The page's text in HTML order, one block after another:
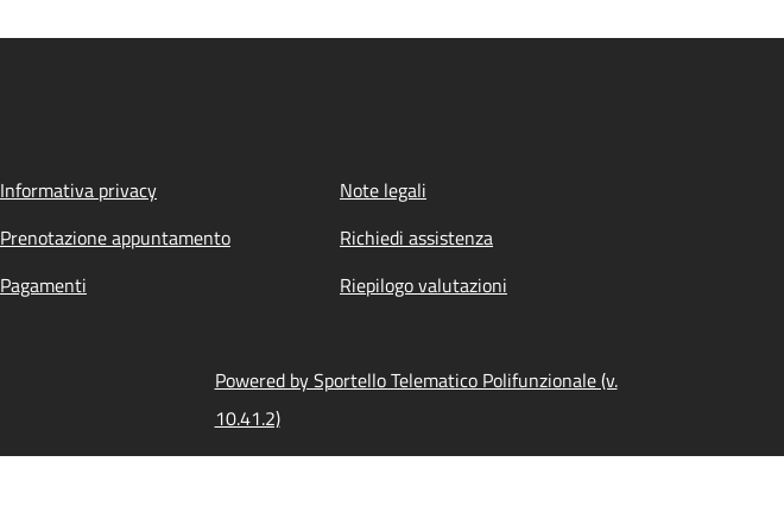
Informativa privacy
Note legali
Prenotazione appuntamento
Richiedi assistenza
Pagamenti
Riepilogo valutazioni
Powered by Sportello Telematico Polifunzionale (v.
10.41.2)